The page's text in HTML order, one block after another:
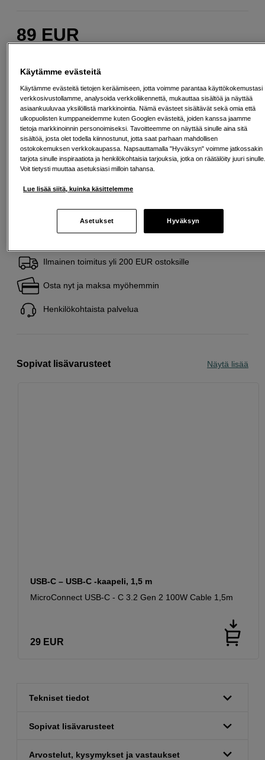
89 EUR
Maksa Svea-erämaksulla
Esimerkki: 36 kk, 3 EUR/kk, yhteensä 113 EUR, todellinen vuosikorko
19,07 %
Avausmaksu 5 EUR, laskutusmaksu 0 EUR/kk lisäksi
Lainaaminen maksaa! Jos et pysty maksamaan velkaa ajoissa, saatat
liittymien tekemistä ja uusien lainojen saamista. Apua saat kuntasi talous- ja
velkaneuvonnasta. Yhteystiedot löydät sivulta
Ilmainen toimitus yli 200 EUR ostoksille
Osta nyt ja maksa myöhemmin
Henkilökohtaista palvelua
Sopivat lisävarusteet Näytä lisää
USB-C – USB-C -kaapeli, 1,5 m
MicroConnect USB-C - C 3.2 Gen 2 100W Cable 1,5m
29 EUR
Tekniset tiedot
Sopivat lisävarusteet
Arvostelut, kysymykset ja vastaukset
Käytämme evästeitä
Käytämme evästeitä tietojen keräämiseen, jotta voimme parantaa käyttökokemustasi
verkkosivustollamme, analysoida verkkoliikennettä, mukauttaa sisältöä ja näyttää
asiaankuuluvaa yksilöllistä markkinointia. Nämä evästeet sisältävät sekä omia että
ulkopuolisten kumppaneidemme kuten Googlen evästeitä, joiden kanssa jaamme
tietoja markkinoinnin personoimiseksi. Tavoitteemme on näyttää sinulle aina sitä
sisältöä, josta olet todella kiinnostunut, jotta saat parhaan mahdollisen
ostokokemuksen verkkokaupassa. Napsauttamalla "Hyväksyn" voimme jatkossakin
tarjota sinulle inspiraatiota ja henkilökohtaisia tarjouksia, jotka on räätälöity juuri
Voit tietysti muuttaa asetuksiasi milloin tahansa.
Lue lisää siitä, kuinka käsittelemme
Asetukset Hyväksyn